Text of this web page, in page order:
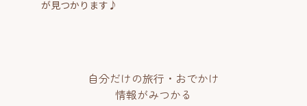
が見つかります♪
自分だけの旅行・おでかけ
情報がみつかる